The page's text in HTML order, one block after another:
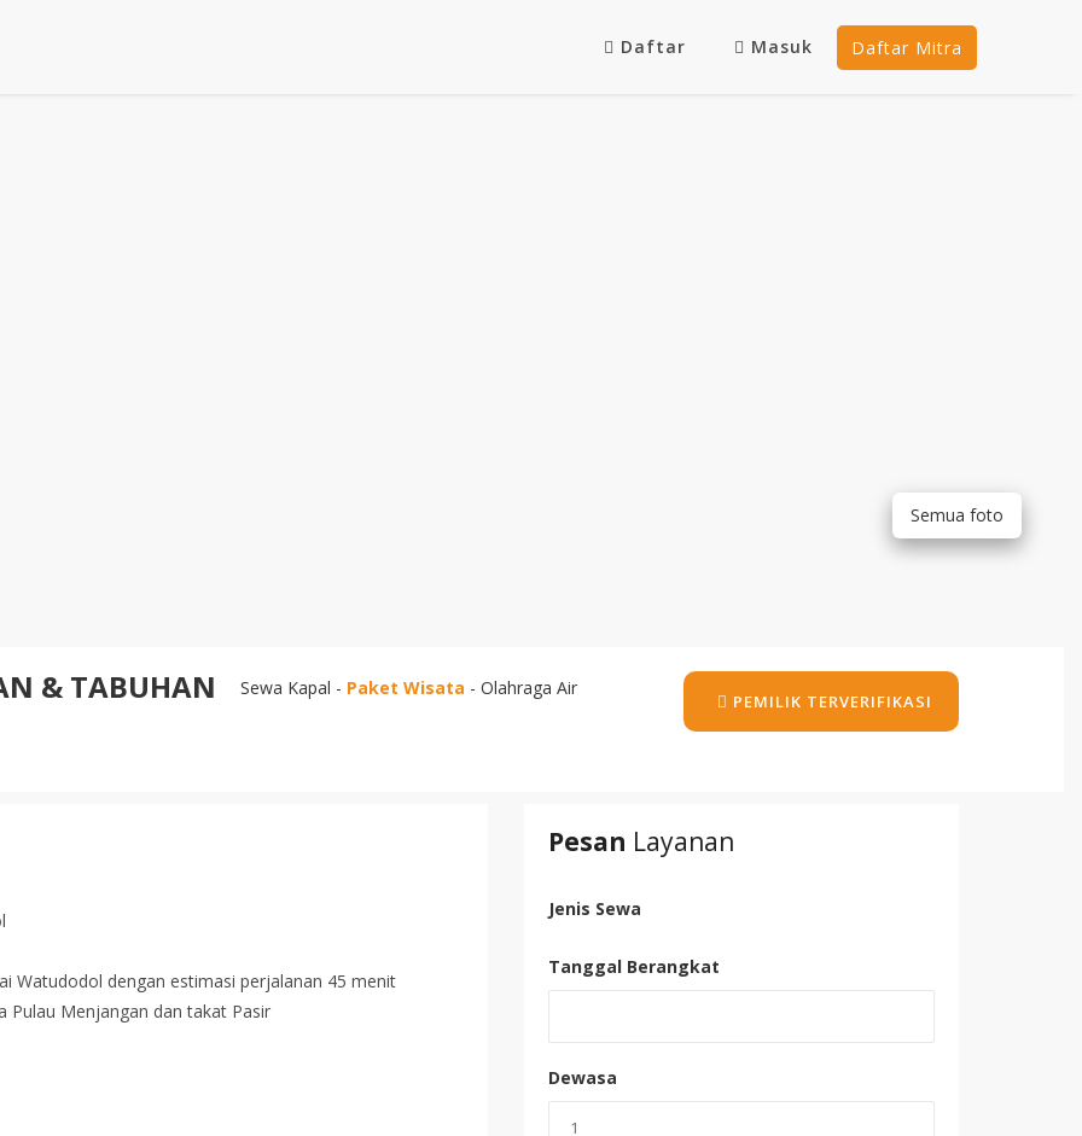
Daftar Mitra
Daftar Masuk
Semua foto
& TABUHAN Sewa Kapal - Paket Wisata - Olahraga Air
PEMILIK TERVERIFIKASI
Watudodol dengan estimasi perjalanan 45 menit
Pulau Menjangan dan takat Pasir
Pesan Layanan
Jenis Sewa
Tanggal Berangkat
Dewasa